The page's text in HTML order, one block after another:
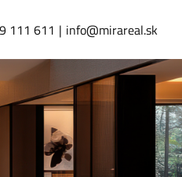
111 611 info@mirareal.sk